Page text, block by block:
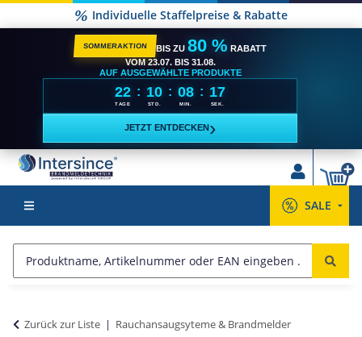
Individuelle Staffelpreise & Rabatte
SOMMERAKTION BIS ZU 80 % RABATT
VOM 23.07. BIS 31.08.
AUF AUSGEWÄHLTE PRODUKTE
22
TAGE
: 10
STD.
: 08
MIN.
: 16
SEK.
JETZT ENTDECKEN ›
SALE
Zurück zur Liste Rauchansaugsyteme & Brandmelder